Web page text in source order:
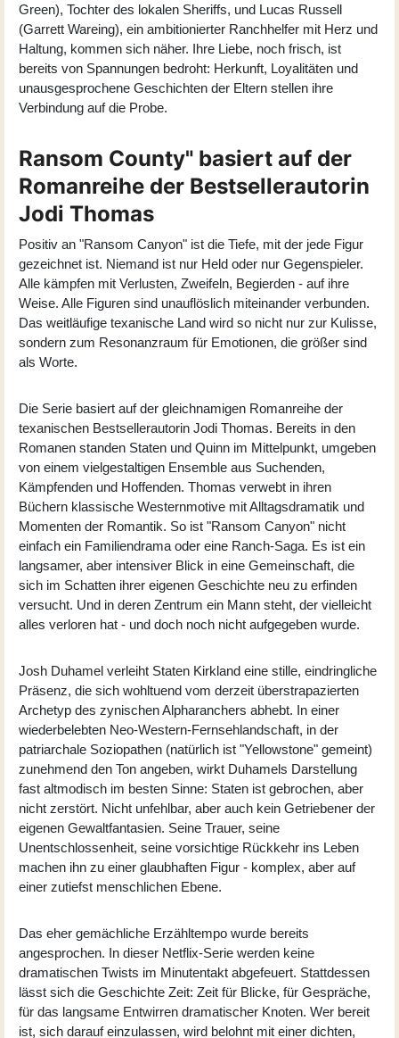
Green), Tochter des lokalen Sheriffs, und Lucas Russell
(Garrett Wareing), ein ambitionierter Ranchhelfer mit Herz und
Haltung, kommen sich näher. Ihre Liebe, noch frisch, ist
bereits von Spannungen bedroht: Herkunft, Loyalitäten und
unausgesprochene Geschichten der Eltern stellen ihre
Verbindung auf die Probe.
Ransom County" basiert auf der
Romanreihe der Bestsellerautorin
Jodi Thomas
Positiv an "Ransom Canyon" ist die Tiefe, mit der jede Figur
gezeichnet ist. Niemand ist nur Held oder nur Gegenspieler.
Alle kämpfen mit Verlusten, Zweifeln, Begierden - auf ihre
Weise. Alle Figuren sind unauflöslich miteinander verbunden.
Das weitläufige texanische Land wird so nicht nur zur Kulisse,
sondern zum Resonanzraum für Emotionen, die größer sind
als Worte.
Die Serie basiert auf der gleichnamigen Romanreihe der
texanischen Bestsellerautorin Jodi Thomas. Bereits in den
Romanen standen Staten und Quinn im Mittelpunkt, umgeben
von einem vielgestaltigen Ensemble aus Suchenden,
Kämpfenden und Hoffenden. Thomas verwebt in ihren
Büchern klassische Westernmotive mit Alltagsdramatik und
Momenten der Romantik. So ist "Ransom Canyon" nicht
einfach ein Familiendrama oder eine Ranch-Saga. Es ist ein
langsamer, aber intensiver Blick in eine Gemeinschaft, die
sich im Schatten ihrer eigenen Geschichte neu zu erfinden
versucht. Und in deren Zentrum ein Mann steht, der vielleicht
alles verloren hat - und doch noch nicht aufgegeben wurde.
Josh Duhamel verleiht Staten Kirkland eine stille, eindringliche
Präsenz, die sich wohltuend vom derzeit überstrapazierten
Archetyp des zynischen Alpharanchers abhebt. In einer
wiederbelebten Neo-Western-Fernsehlandschaft, in der
patriarchale Soziopathen (natürlich ist "Yellowstone" gemeint)
zunehmend den Ton angeben, wirkt Duhamels Darstellung
fast altmodisch im besten Sinne: Staten ist gebrochen, aber
nicht zerstört. Nicht unfehlbar, aber auch kein Getriebener der
eigenen Gewaltfantasien. Seine Trauer, seine
Unentschlossenheit, seine vorsichtige Rückkehr ins Leben
machen ihn zu einer glaubhaften Figur - komplex, aber auf
einer zutiefst menschlichen Ebene.
Das eher gemächliche Erzähltempo wurde bereits
angesprochen. In dieser Netflix-Serie werden keine
dramatischen Twists im Minutentakt abgefeuert. Stattdessen
lässt sich die Geschichte Zeit: Zeit für Blicke, für Gespräche,
für das langsame Entwirren dramatischer Knoten. Wer bereit
ist, sich darauf einzulassen, wird belohnt mit einer dichten,